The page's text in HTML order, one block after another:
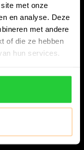
met onze
en analyse. Deze
met andere
of die ze hebben
hun services.